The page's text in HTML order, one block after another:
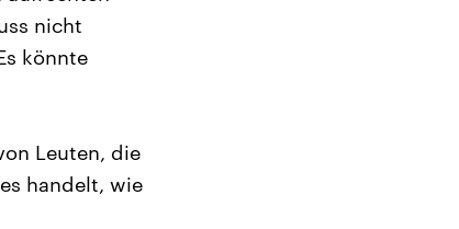
nicht
könnte
Leuten, die
handelt, wie